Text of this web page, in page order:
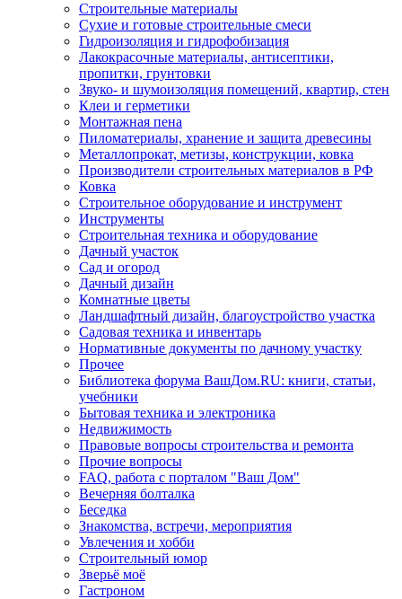
Строительные материалы
Сухие и готовые строительные смеси
Гидроизоляция и гидрофобизация
Лакокрасочные материалы, антисептики,
пропитки, грунтовки
Звуко- и шумоизоляция помещений, квартир, стен
Клеи и герметики
Монтажная пена
Пиломатериалы, хранение и защита древесины
Металлопрокат, метизы, конструкции, ковка
Производители строительных материалов в РФ
Ковка
Строительное оборудование и инструмент
Инструменты
Строительная техника и оборудование
Дачный участок
Сад и огород
Дачный дизайн
Комнатные цветы
Ландшафтный дизайн, благоустройство участка
Садовая техника и инвентарь
Нормативные документы по дачному участку
Прочее
Библиотека форума ВашДом.RU: книги, статьи,
учебники
Бытовая техника и электроника
Недвижимость
Правовые вопросы строительства и ремонта
Прочие вопросы
FAQ, работа с порталом "Ваш Дом"
Вечерняя болталка
Беседка
Знакомства, встречи, мероприятия
Увлечения и хобби
Строительный юмор
Зверьё моё
Гастроном